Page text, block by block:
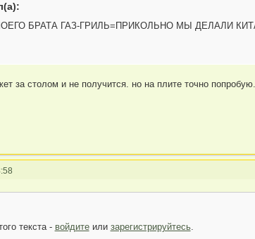
БРАТА ГАЗ-ГРИЛЬ=ПРИКОЛЬНО МЫ ДЕЛАЛИ
за столом и не получится. но на плите точно попробую.
текста - войдитеили зарегистрируйтесь.